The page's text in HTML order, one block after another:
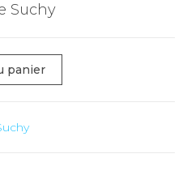
Suchy
panier